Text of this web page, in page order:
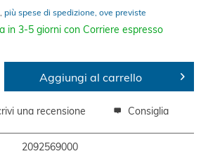
più spese di spedizione, ove previste
in 3-5 giorni con Corriere espresso
Aggiungi al carrello
una recensione Consiglia
2092569000